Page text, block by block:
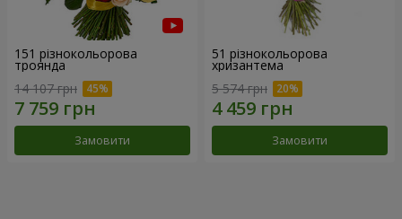
151 різнокольорова
троянда
14 107 грн
Замовити
51 різнокольорова
хризантема
5 574 грн
Замовити